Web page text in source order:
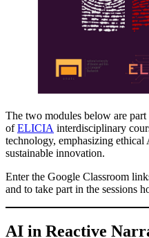
The two modules below are
ofELICIA interdisciplinary
technology, emphasizing ethical
sustainable innovation.
Enter the Google Classroom
and to take part in the sessions
AI in Reactive